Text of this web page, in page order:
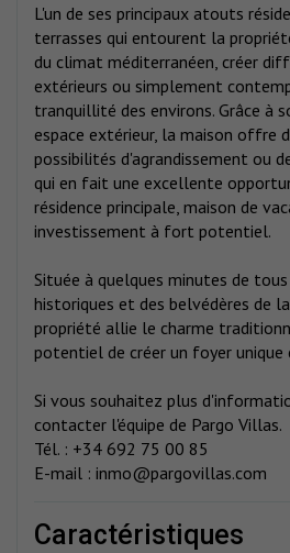
L'un de ses principaux atouts
terrasses qui entourent la
du climat méditerranéen, créer
extérieurs ou simplement
tranquillité des environs. Grâce à
espace extérieur, la maison offre
possibilités d'agrandissement ou
qui en fait une excellente
résidence principale, maison de
investissement à fort potentiel.
Située à quelques minutes de
historiques et des belvédères de
propriété allie le charme
potentiel de créer un foyer unique
Si vous souhaitez plus
contacter l'équipe de Pargo Villas.
Tél. : +34 692 75 00 85
E-mail : inmo@pargovillas.com
caractéristiques